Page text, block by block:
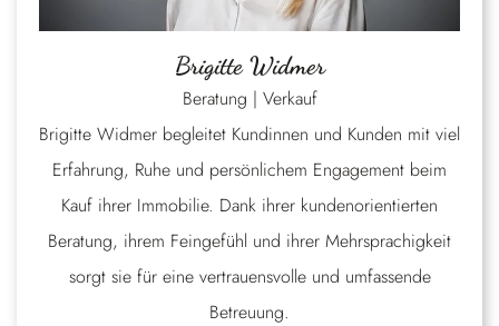
Brigitte Widmer
Beratung | Verkauf
Brigitte Widmer begleitet Kundinnen und Kunden mit viel
Erfahrung, Ruhe und persönlichem Engagement beim
Kauf ihrer Immobilie. Dank ihrer kundenorientierten
Beratung, ihrem Feingefühl und ihrer Mehrsprachigkeit
sorgt sie für eine vertrauensvolle und umfassende
Betreuung.